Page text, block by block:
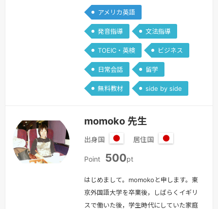
ア、ご年配の方大歓迎‼ 発音矯正、一
からやり直し英語、日常会話から英検・
TOEIC・TOEFL対策まで幅広く教えてい
ます。英語コーチングやカウンセリング
もお受けしています。レッスンはこんな
方にピッタリです＾＾☆英語に興味は
あるけれども勉強の仕方がよく解らな…
アメリカ英語
発音指導 文法指導
TOEIC・英検 ビジネス
日常会話 留学
無料教材 side by side
momoko 先生
出身国
本
居住国
Point 500pt
はじめまして。momokoと申します。東
京外国語大学を卒業後，しばらくイギリ
スで働いた後，学生時代にしていた家庭